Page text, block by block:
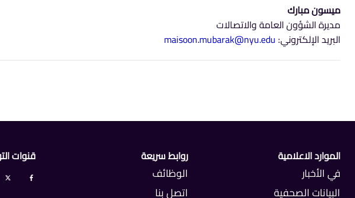
ميسون مبارك
مديرة الشؤون العامة والاتصالات
البريد الإلكتروني: maisoon.mubarak@nyu.edu
الموارد الاعلامية
في الأخبار
البيانات الصحفية
روابط سريعة
الوظائف
اتصل بنا
قنوات